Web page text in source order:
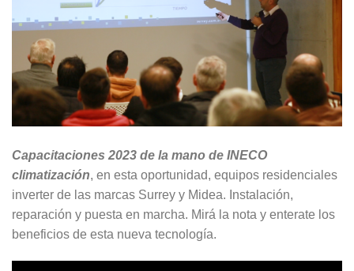
Capacitaciones 2023 de la mano de INECO
climatización, en esta oportunidad, equipos residenciales
inverter de las marcas Surrey y Midea. Instalación,
reparación y puesta en marcha. Mirá la nota y enterate los
beneficios de esta nueva tecnología.